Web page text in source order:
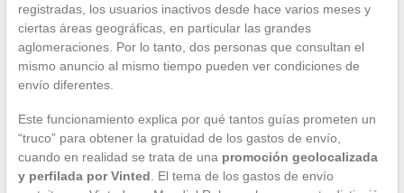
registradas, los usuarios inactivos desde hace varios meses y
ciertas áreas geográficas, en particular las grandes
aglomeraciones. Por lo tanto, dos personas que consultan el
mismo anuncio al mismo tiempo pueden ver condiciones de
envío diferentes.
Este funcionamiento explica por qué tantos guías prometen un
“truco” para obtener la gratuidad de los gastos de envío,
cuando en realidad se trata de una promoción geolocalizada
y perfilada por Vinted . El tema de los gastos de envío